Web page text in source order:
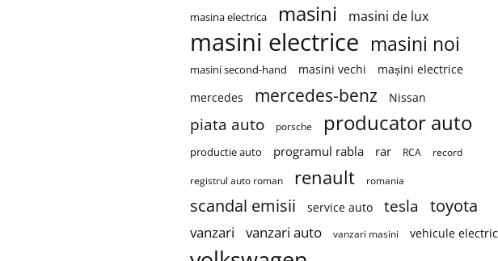
masina electrica masini masini de lux
masini electrice masini noi
masini second-hand masini vechi
mașini electrice
mercedes
mercedes-benz Nissan
piata auto porsche producator auto
productie auto programul rabla rar RCA record
registrul auto roman renault romania
scandal emisii service auto tesla toyota
vanzari vanzari auto vanzari masini vehicule